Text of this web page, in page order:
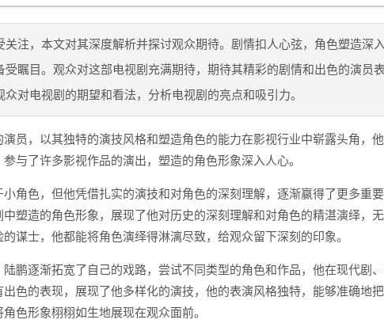
关注，本文对其深度解析并探讨观众期待。剧情扣人心弦，角色塑造深入
受瞩目。观众对这部电视剧充满期待，期待其精彩的剧情和出色的演员表
对电视剧的期望和看法，分析电视剧的亮点和吸引力。
演员，以其独特的演技风格和塑造角色的能力在影视行业中崭露头角，
与了许多影视作品的演出，塑造的角色形象深入人心。
小角色，但他凭借扎实的演技和对角色的深刻理解，逐渐赢得了更多重
塑造的角色形象，展现了他对历史的深刻理解和对角色的精湛演绎，
谋士，他都能将角色演绎得淋漓尽致，给观众留下深刻的印象。
陆鹏逐渐拓宽了自己的戏路，尝试不同类型的角色和作品，他在现代剧
色的表现，展现了他多样化的演技，他的表演风格独特，能够准确地
色形象栩栩如生地展现在观众面前。